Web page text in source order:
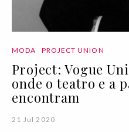
MODA PROJECT UNION
Project: Vogue
onde o teatro e a
encontram
21 Jul 2020